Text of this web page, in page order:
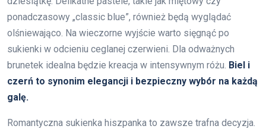
ponadczasowy „classic blue”, również będą wyglądać
olśniewająco. Na wieczorne wyjście warto sięgnąć po
sukienki w odcieniu ceglanej czerwieni. Dla odważnych
brunetek idealna będzie kreacja w intensywnym różu. Biel i
czerń to synonim elegancji i bezpieczny wybór na każdą
galę.
Romantyczna sukienka hiszpanka to zawsze trafna decyzja.